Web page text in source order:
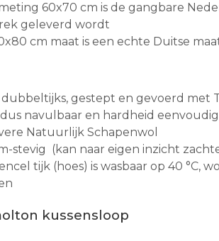
60x70 cm is de gangbare
geleverd wordt
cm maat is een echte Duitse
dubbeltijks, gestept en gevoerd met
navulbaar en hardheid eenvoudig
Natuurlijk Schapenwol
stevig (kan naar eigen inzicht
tijk (hoes) is wasbaar op 40 °C,
kussensloop